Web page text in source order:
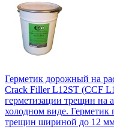
Герметик дорожный на
Crack Filler L12SТ (CCF
герметизации трещин на
холодном виде. Герметик
трещин шириной до 12